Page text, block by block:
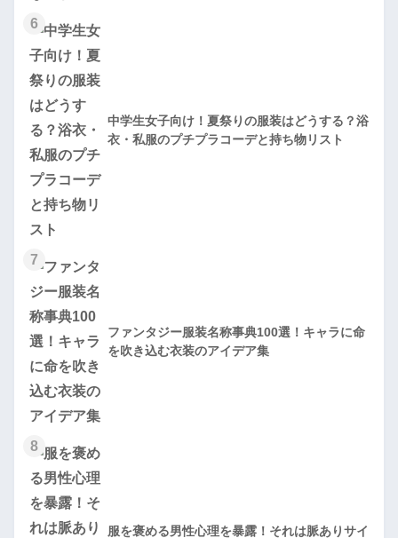
6
中学生女子向け！夏祭りの服装はどうする？浴
衣・私服のプチプラコーデと持ち物リスト
7
ファンタジー服装名称事典100選！キャラに命
を吹き込む衣装のアイデア集
8
服を褒める男性心理を暴露！それは脈ありサイ